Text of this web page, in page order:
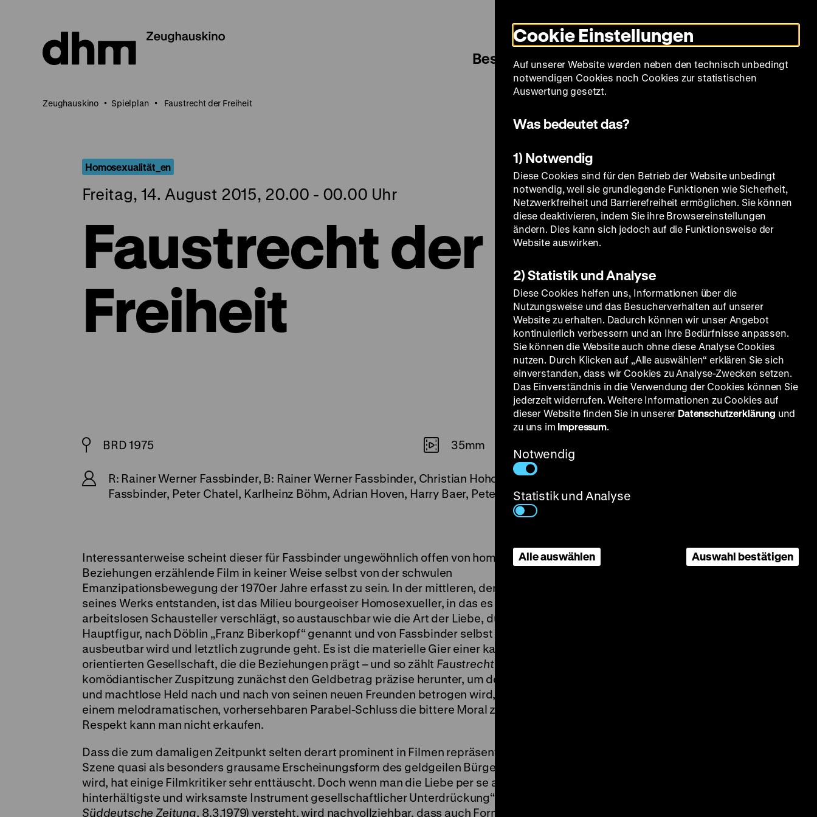
Seiteninhalt
springen
Modus
umschalten
Sprache
Besuch Spielplan Filmreihen Über uns
Zeughauskino Spielplan Faustrecht der Freiheit
Homosexualität_en
Freitag, 14. August 2015, 20.00 - 00.00 Uhr
Faustrecht der
Freiheit
BRD 1975 35mm
R: Rainer Werner Fassbinder, B: Rainer Werner Fassbinder, Christian Hohoff, K: Michael Ballhaus, D: Rainer Werner
Fassbinder, Peter Chatel, Karlheinz Böhm, Adrian Hoven, Harry Baer, Peter Kern, 123‘
Interessanterweise scheint dieser für Fassbinder ungewöhnlich offen von homosexuellen
Beziehungen erzählende Film in keiner Weise selbst von der schwulen
Emanzipationsbewegung der 1970er Jahre erfasst zu sein. In der mittleren, der Sirk-Phase
seines Werks entstanden, ist das Milieu bourgeoiser Homosexueller, in das es einen schwulen
arbeitslosen Schausteller verschlägt, so austauschbar wie die Art der Liebe, durch die die
Hauptfigur, nach Döblin „Franz Biberkopf“ genannt und von Fassbinder selbst gespielt,
ausbeutbar wird und letztlich zugrunde geht. Es ist die materielle Gier einer kapitalistisch
orientierten Gesellschaft, die die Beziehungen prägt – und so zählt Faustrecht der Freiheit
komödiantischer Zuspitzung zunächst den Geldbetrag präzise herunter, um den der ahnungs-
und machtlose Held nach und nach von seinen neuen Freunden betrogen wird, um dann in
einem melodramatischen, vorhersehbaren Parabel-Schluss die bittere Moral zu verkünden:
Respekt kann man nicht erkaufen.
Dass die zum damaligen Zeitpunkt selten derart prominent in Filmen repräsentierte schwule
Szene quasi als besonders grausame Erscheinungsform des geldgeilen Bürgertums inszeniert
wird, hat einige Filmkritiker sehr enttäuscht. Doch wenn man die Liebe per se als „das beste,
hinterhältigste und wirksamste Instrument gesellschaftlicher Unterdrückung“ (Fassbinder,
Süddeutsche Zeitung, 8.3.1979) versteht, wird nachvollziehbar, dass auch Formen nicht-
Cookie Einstellungen
Auf unserer Website werden neben den technisch unbedingt
notwendigen Cookies noch Cookies zur statistischen
Auswertung gesetzt.
Was bedeutet das?
1) Notwendig
Diese Cookies sind für den Betrieb der Website unbedingt
notwendig, weil sie grundlegende Funktionen wie Sicherheit,
Netzwerkfreiheit und Barrierefreiheit ermöglichen. Sie können
diese deaktivieren, indem Sie ihre Browsereinstellungen
ändern. Dies kann sich jedoch auf die Funktionsweise der
Website auswirken.
2) Statistik und Analyse
Diese Cookies helfen uns, Informationen über die
Nutzungsweise und das Besucherverhalten auf unserer
Website zu erhalten. Dadurch können wir unser Angebot
kontinuierlich verbessern und an Ihre Bedürfnisse anpassen.
Sie können die Website auch ohne diese Analyse Cookies
nutzen. Durch Klicken auf „Alle auswählen“ erklären Sie sich
einverstanden, dass wir Cookies zu Analyse-Zwecken setzen.
Das Einverständnis in die Verwendung der Cookies können Sie
jederzeit widerrufen. Weitere Informationen zu Cookies auf
dieser Website finden Sie in unserer Datenschutzerklärung und
zu uns im Impressum.
Notwendig
Statistik und Analyse
Alle auswählen Auswahl bestätigen